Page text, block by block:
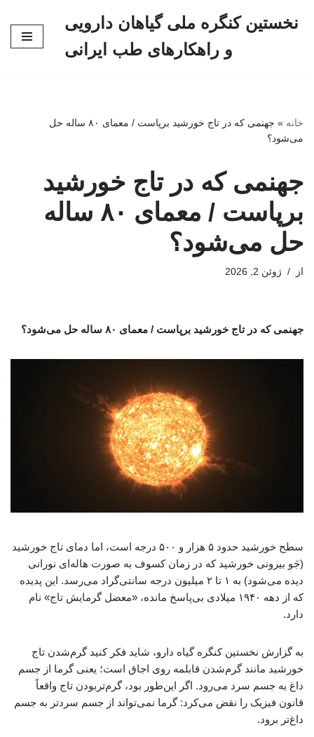
نخستین کنگره ملی گیاهان دارویی
و راهکارهای طب ایرانی
خانه »
جهنمی که در تاج خورشید برپاست / معمای ۸۰ ساله حل
می‌شود؟
جهنمی که در تاج خورشید
برپاست / معمای ۸۰ ساله
حل می‌شود؟
از ژوئن 2, 2026
جهنمی که در تاج خورشید برپاست / معمای ۸۰ ساله حل می‌شود؟
سطح خورشید حدود ۵ هزار و ۵۰۰ درجه است، اما دمای تاج خورشید
(جَو بیرونی خورشید که در زمان کسوف به صورت هاله‌ای نورانی
دیده می‌شود) به ۱ تا ۲ میلیون درجه سانتی‌گراد می‌رسد. این پدیده
که از دهه ۱۹۴۰ میلادی بی‌پاسخ مانده، «معضل گرمایش تاج» نام
دارد.
به گزارش نخستین کنگره گیاه دارو، شاید فکر کنید گرم‌شدن تاج
خورشید مانند گرم‌شدن قابلمه روی اجاق است؛ یعنی گرما از جسم
داغ به جسم سرد می‌رود. اگر این‌طور بود، گرم‌تربودن تاج واقعاً
قانون فیزیک را نقض می‌کرد: گرما نمی‌تواند از جسم سردتر به جسم
داغ‌تر برود.